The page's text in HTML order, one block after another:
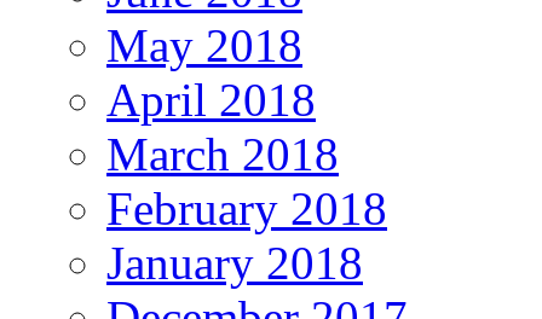
May 2018
April 2018
March 2018
February 2018
January 2018